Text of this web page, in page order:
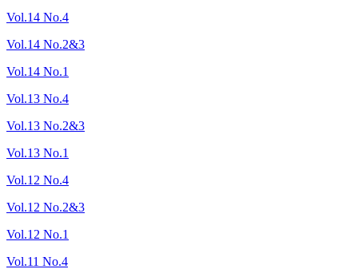
Vol.14 No.4
Vol.14 No.2&3
Vol.14 No.1
Vol.13 No.4
Vol.13 No.2&3
Vol.13 No.1
Vol.12 No.4
Vol.12 No.2&3
Vol.12 No.1
Vol.11 No.4